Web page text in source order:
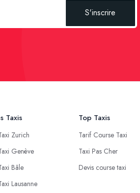
S'inscrire
Taxis
Zurich
Genève
Bâle
Lausanne
Top Taxis
Tarif Course Taxi
Taxi Pas Cher
Devis course taxi